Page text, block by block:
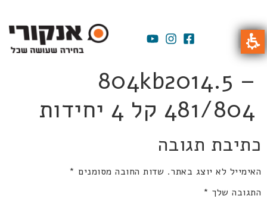
804kb2014.5 –
481/804 קל 4 יחידות
כתיבת תגובה
האימייל לא יוצג באתר. שדות החובה מסומנים *
התגובה שלך *